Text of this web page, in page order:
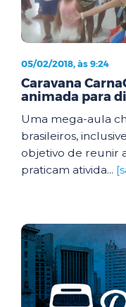
05/02/2018, às 9:24
Caravana
animada para
Uma mega-aula
brasileiros,
objetivo de reunir
praticam ativida...